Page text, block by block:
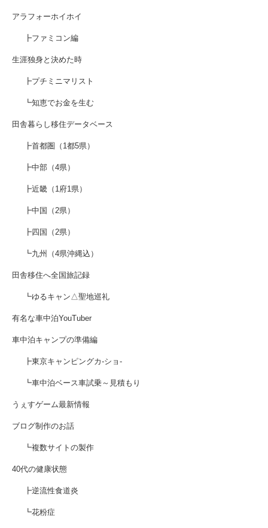
アラフォーホイホイ
┣ファミコン編
生涯独身と決めた時
┣プチミニマリスト
┗知恵でお金を生む
田舎暮らし移住データベース
┣首都圏（1都5県）
┣中部（4県）
┣近畿（1府1県）
┣中国（2県）
┣四国（2県）
┗九州（4県沖縄込）
田舎移住へ全国旅記録
┗ゆるキャン△聖地巡礼
有名な車中泊YouTuber
車中泊キャンプの準備編
┣東京キャンピングカ-ショ-
┗車中泊ベース車試乗～見積もり
うぇすゲーム最新情報
ブログ制作のお話
┗複数サイトの製作
40代の健康状態
┣逆流性食道炎
┗花粉症